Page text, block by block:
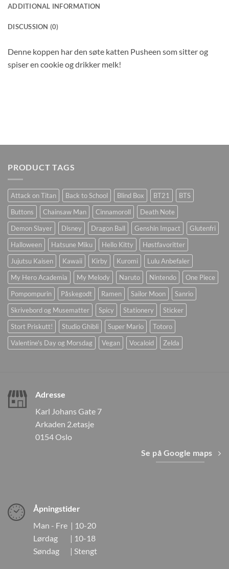
ADDITIONAL INFORMATION
DISCUSSION (0)
Denne koppen har den søte katten Pusheen som sitter og
spiser en cookie og drikker melk!
PRODUCT TAGS
Attack on Titan Back to School Blind Box BT21
BTS
Buttons
Chainsaw Man Cinnamoroll
Death Note
Demon Slayer
Disney Dragon Ball Genshin Impact
Glutenfri
Halloween
Hatsune Miku Hello Kitty
Høstfavoritter
Jujutsu Kaisen
Kawaii Kirby Kuromi
Lulu Anbefaler
My Hero Academia
My Melody Naruto Nintendo
One Piece
Pompompurin
Påskegodt Ramen Sailor Moon
Sanrio
Skrivebord og Musematter
Spicy Stationery
Sticker
Stort Priskutt!
Studio Ghibli Super Mario
Totoro
Valentine's Day og Morsdag
Vegan Vocaloid Zelda
Adresse
Karl Johans Gate 7
Arkaden 2.etasje
0154 Oslo
Se på Google maps
Åpningstider
Man - Fre | 10-20
Lørdag | 10-18
Søndag | Stengt